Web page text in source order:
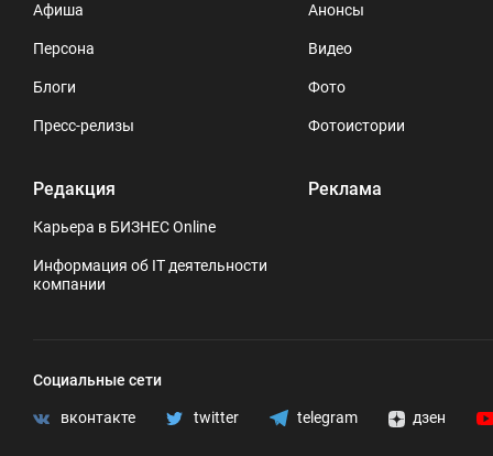
Афиша
Персона
Блоги
Пресс-релизы
Редакция
Карьера в БИЗНЕС Online
Информация об IT деятельности
компании
Анонсы
Видео
Фото
Фотоистории
Реклама
Социальные сети
вконтакте twitter telegram дзен